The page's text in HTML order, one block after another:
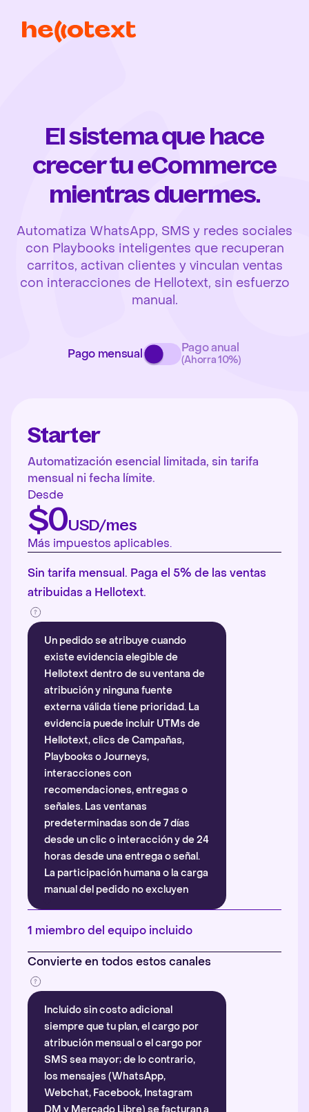
El sistema que hace
crecer tu eCommerce
mientras duermes.
Automatiza WhatsApp, SMS y redes sociales
con Playbooks inteligentes que recuperan
carritos, activan clientes y vinculan ventas
con interacciones de Hellotext, sin esfuerzo
manual.
Pago mensual Pago anual
(Ahorra 10%)
Starter
Automatización esencial limitada, sin tarifa
mensual ni fecha límite.
Desde
$0USD/mes
Más impuestos aplicables.
Sin tarifa mensual. Paga el 5% de las ventas
atribuidas a Hellotext.
Un pedido se atribuye cuando
existe evidencia elegible de
Hellotext dentro de su ventana de
atribución y ninguna fuente
externa válida tiene prioridad. La
evidencia puede incluir UTMs de
Hellotext, clics de Campañas,
Playbooks o Journeys,
interacciones con
recomendaciones, entregas o
señales. Las ventanas
predeterminadas son de 7 días
desde un clic o interacción y de 24
horas desde una entrega o señal.
La participación humana o la carga
manual del pedido no excluyen
automáticamente la atribución.
Más información
1 miembro del equipo incluido
Convierte en todos estos canales
Incluido sin costo adicional
siempre que tu plan, el cargo por
atribución mensual o el cargo por
SMS sea mayor; de lo contrario,
los mensajes (WhatsApp,
Webchat, Facebook, Instagram